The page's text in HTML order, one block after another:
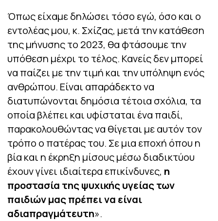
Όπως είχαμε δηλώσει τόσο εγώ, όσο και ο
εντολέας μου, κ. Σχίζας, μετά την κατάθεση
της μήνυσης το 2023, θα φτάσουμε την
υπόθεση μέχρι το τέλος. Κανείς δεν μπορεί
να παίζει με την τιμή και την υπόληψη ενός
ανθρώπου. Είναι απαράδεκτο να
διατυπώνονται δημόσια τέτοια σχόλια, τα
οποία βλέπει και υφίσταται ένα παιδί,
παρακολουθώντας να θίγεται με αυτόν τον
τρόπο ο πατέρας του. Σε μια εποχή όπου η
βία και η έκρηξη μίσους μέσω διαδικτύου
έχουν γίνει ιδιαίτερα επικίνδυνες, η
προστασία της ψυχικής υγείας των
παιδιών μας πρέπει να είναι
αδιαπραγμάτευτη».